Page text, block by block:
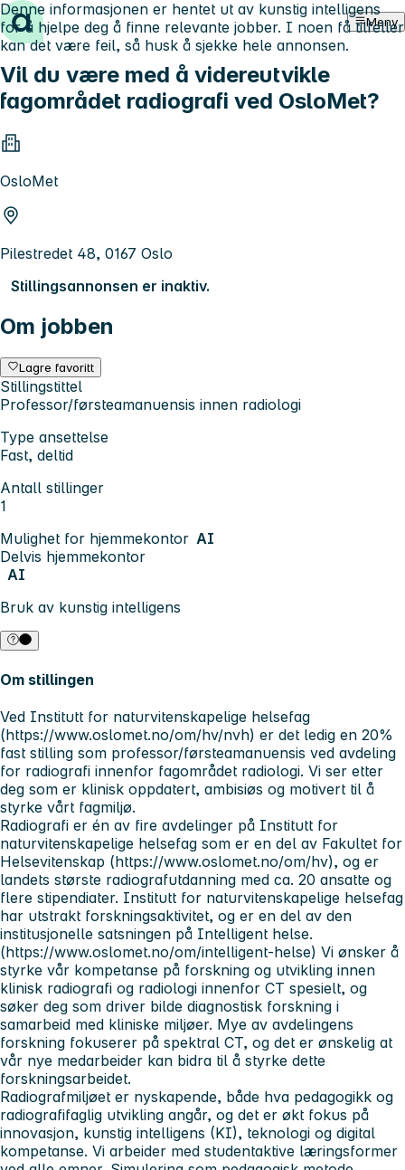
Hopp til innhold Meny
Vil du være med å videreutvikle
fagområdet radiografi ved OsloMet?
OsloMet
Pilestredet 48, 0167 Oslo
Stillingsannonsen er inaktiv.
Om jobben
Lagre favoritt
Stillingstittel
Professor/førsteamanuensis innen radiologi
Type ansettelse
Fast, deltid
Antall stillinger
1
Mulighet for hjemmekontor AI
Delvis hjemmekontor
AI
Bruk av kunstig intelligens
Denne informasjonen er hentet ut av kunstig intelligens
for å hjelpe deg å finne relevante jobber. I noen få tilfeller
kan det være feil, så husk å sjekke hele annonsen.
Om stillingen
Ved Institutt for naturvitenskapelige helsefag
(https://www.oslomet.no/om/hv/nvh) er det ledig en 20%
fast stilling som professor/førsteamanuensis ved avdeling
for radiografi innenfor fagområdet radiologi. Vi ser etter
deg som er klinisk oppdatert, ambisiøs og motivert til å
styrke vårt fagmiljø.
Radiografi er én av fire avdelinger på Institutt for
naturvitenskapelige helsefag som er en del av Fakultet for
Helsevitenskap (https://www.oslomet.no/om/hv), og er
landets største radiografutdanning med ca. 20 ansatte og
flere stipendiater. Institutt for naturvitenskapelige helsefag
har utstrakt forskningsaktivitet, og er en del av den
institusjonelle satsningen på Intelligent helse.
(https://www.oslomet.no/om/intelligent-helse) Vi ønsker å
styrke vår kompetanse på forskning og utvikling innen
klinisk radiografi og radiologi innenfor CT spesielt, og
søker deg som driver bilde diagnostisk forskning i
samarbeid med kliniske miljøer. Mye av avdelingens
forskning fokuserer på spektral CT, og det er ønskelig at
vår nye medarbeider kan bidra til å styrke dette
forskningsarbeidet.
Radiografmiljøet er nyskapende, både hva pedagogikk og
radiografifaglig utvikling angår, og det er økt fokus på
innovasjon, kunstig intelligens (KI), teknologi og digital
kompetanse. Vi arbeider med studentaktive læringsformer